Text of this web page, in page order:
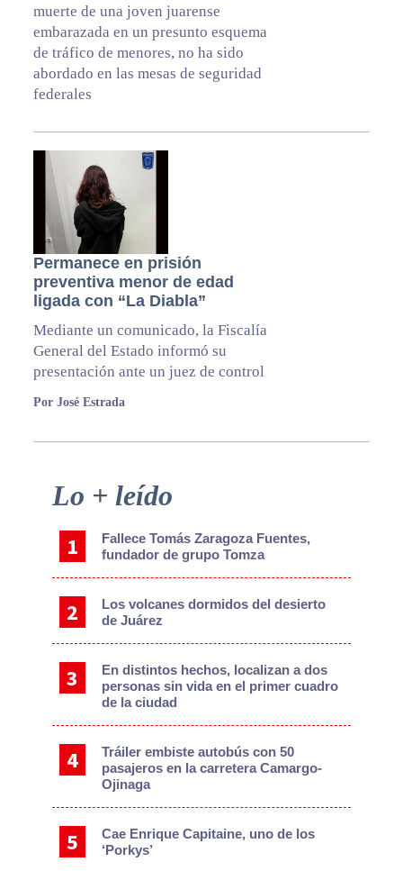
muerte de una joven juarense
embarazada en un presunto esquema
de tráfico de menores, no ha sido
abordado en las mesas de seguridad
federales
Permanece en prisión
preventiva menor de edad
ligada con “La Diabla”
Mediante un comunicado, la Fiscalía
General del Estado informó su
presentación ante un juez de control
Por José Estrada
Primary
Sidebar
Lo + leído
Fallece Tomás Zaragoza Fuentes,
fundador de grupo Tomza
Los volcanes dormidos del desierto
de Juárez
En distintos hechos, localizan a dos
personas sin vida en el primer cuadro
de la ciudad
Tráiler embiste autobús con 50
pasajeros en la carretera Camargo-
Ojinaga
Cae Enrique Capitaine, uno de los
‘Porkys’